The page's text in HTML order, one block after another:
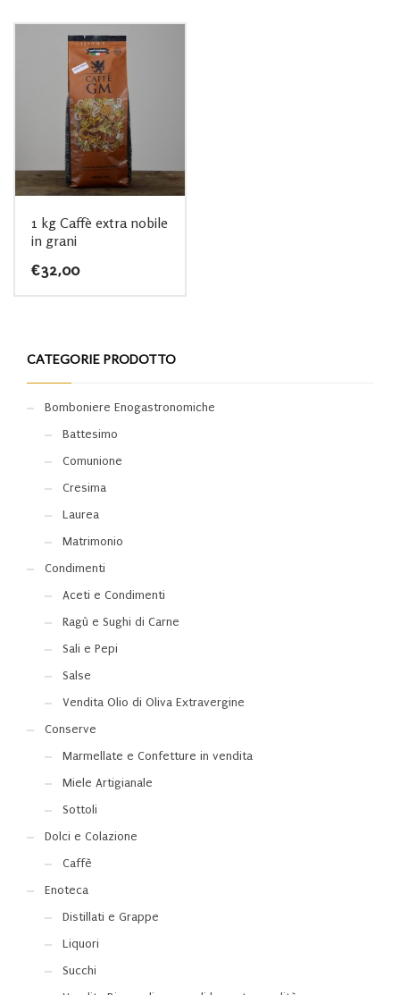
1 kg Caffè extra nobile
in grani
€32,00
CATEGORIE PRODOTTO
Bomboniere Enogastronomiche
Battesimo
Comunione
Cresima
Laurea
Matrimonio
Condimenti
Aceti e Condimenti
Ragù e Sughi di Carne
Sali e Pepi
Salse
Vendita Olio di Oliva Extravergine
Conserve
Marmellate e Confetture in vendita
Miele Artigianale
Sottoli
Dolci e Colazione
Caffè
Enoteca
Distillati e Grappe
Liquori
Succhi